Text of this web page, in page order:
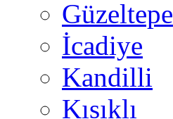
Güzeltepe
İcadiye
Kandilli
Kısıklı